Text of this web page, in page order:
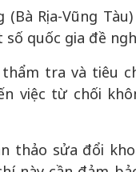
(Bà Rịa-Vũng
quốc gia đề
tra và tiêu
việc từ chối
thảo sửa đổi